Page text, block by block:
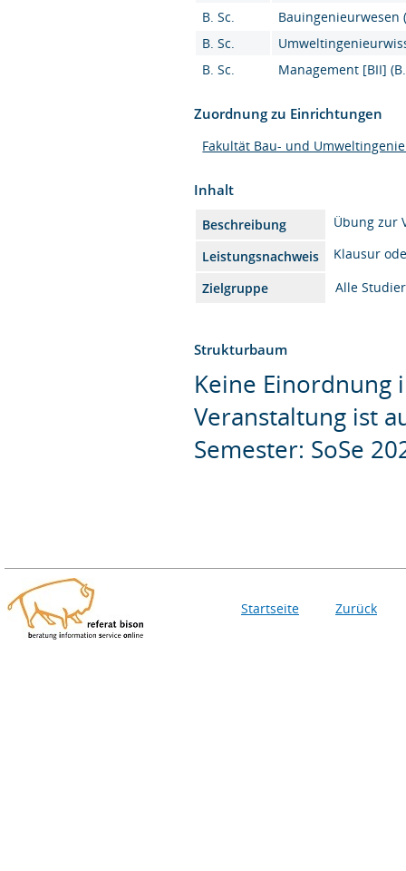
B. Sc.
Bauingenieurwesen
B. Sc.
B. Sc.
Management [BII]
Zuordnung zu Einrichtungen
Fakultät Bau- und
Inhalt
Beschreibung
Übung zur
Leistungsnachweis
Klausur
Zielgruppe
Alle
Strukturbaum
Keine Einordnung
Veranstaltung ist
Semester: SoSe
Startseite Zurück